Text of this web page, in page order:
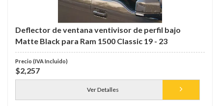
Deflector de ventana ventivisor de perfil bajo
Matte Black para Ram 1500 Classic 19 - 23
$2,257
Ver Detalles